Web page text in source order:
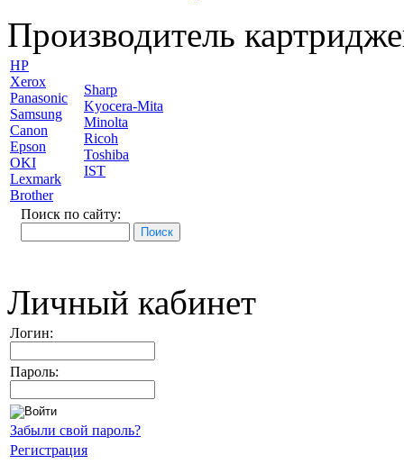
Производитель
HP
Xerox
Panasonic
Samsung
Canon
Epson
OKI
Lexmark
Brother
Sharp
Kyocera-Mita
Minolta
Ricoh
Toshiba
IST
Поиск по сайту:
Личный кабинет
Логин:
Пароль:
Забыли свой пароль?
Регистрация